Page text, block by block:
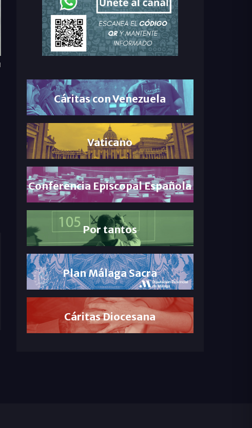
Cáritas con Venezuela
Vaticano
Conferencia Episcopal Española
Por tantos
Plan Málaga Sacra
Cáritas Diocesana